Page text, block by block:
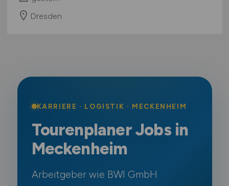
Dresden
KARRIERE · LOGISTIK · MECKENHEIM
Tourenplaner Jobs in
Meckenheim
Arbeitgeber wie BWI GmbH